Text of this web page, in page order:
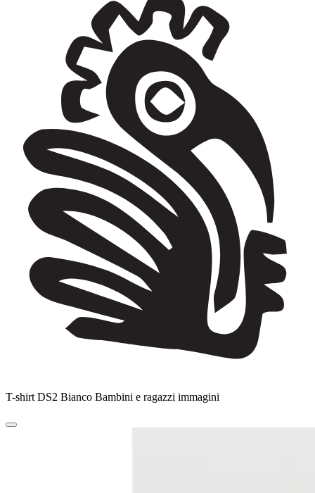
T-shirt DS2 Bianco Bambini e ragazzi immagini